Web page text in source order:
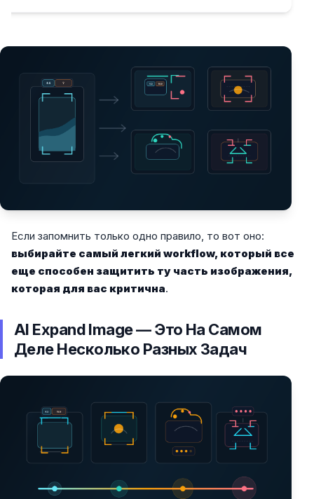
Если запомнить только одно правило, то вот оно:
выбирайте самый легкий workflow, который все
еще способен защитить ту часть изображения,
которая для вас критична.
AI Expand Image — Это На Самом
Деле Несколько Разных Задач